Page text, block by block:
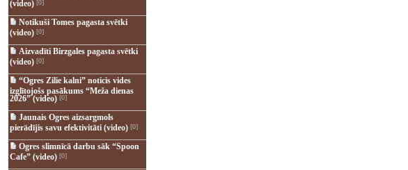
(video)[0]
Notikuši Tomes pagasta svētki
(video)[0]
Aizvadīti Birzgales pagasta svētki
(video)[0]
“Ogres Zilie kalni” noticis vides
izglītojošs pasākums “Meža dienas
2026” (video)[0]
Jaunais Ogres aizsargmols
pierādījis savu efektivitāti (video)[0]
Ogres slimnīcā darbu sāk “Spoon
Cafe” (video)[0]